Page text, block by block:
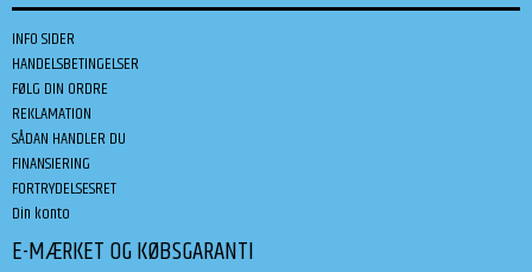
INFO SIDER
HANDELSBETINGELSER
FØLG DIN ORDRE
REKLAMATION
SÅDAN HANDLER DU
FINANSIERING
FORTRYDELSESRET
Din konto
E-MÆRKET OG KØBSGARANTI